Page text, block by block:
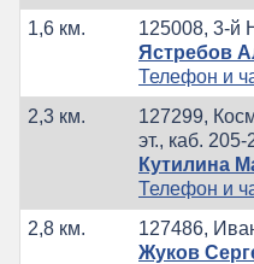
1,6 км.
125008, 3-й
Ястребов
Телефон и
2,3 км.
127299,
эт., каб. 205-
Кутилина
Телефон и
2,8 км.
127486,
Жуков